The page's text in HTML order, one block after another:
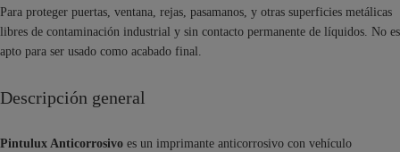
Para proteger puertas, ventana, rejas, pasamanos, y otras superficies metálicas
libres de contaminación industrial y sin contacto permanente de líquidos. No es
apto para ser usado como acabado final.
Descripción general
Pintulux Anticorrosivo es un imprimante anticorrosivo con vehículo